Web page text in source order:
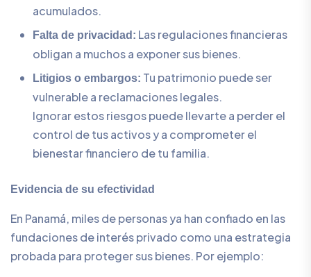
acumulados.
Falta de privacidad: Las regulaciones financieras
obligan a muchos a exponer sus bienes.
Litigios o embargos: Tu patrimonio puede ser
vulnerable a reclamaciones legales.
Ignorar estos riesgos puede llevarte a perder el
control de tus activos y a comprometer el
bienestar financiero de tu familia.
Evidencia de su efectividad
En Panamá, miles de personas ya han confiado en las
fundaciones de interés privado como una estrategia
probada para proteger sus bienes. Por ejemplo: